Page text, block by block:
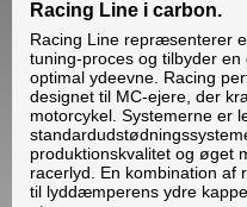
Racing Line i carbon.
Racing Line repræsenterer
tuning-proces og tilbyder
optimal ydeevne. Racing
designet til MC-ejere, der
motorcykel. Systemerne er
produktionskvalitet og øget
racerlyd. En kombination af
til lyddæmperens ydre